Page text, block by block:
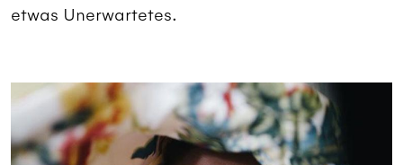
etwas Unerwartetes.